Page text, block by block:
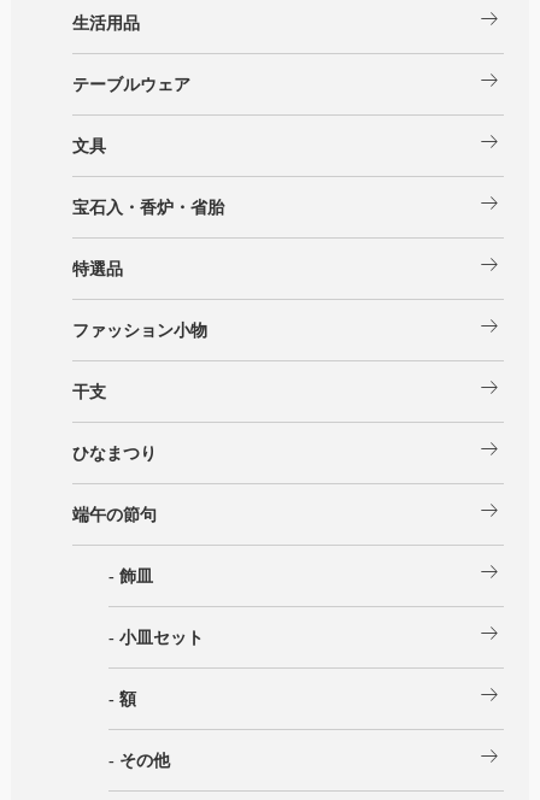
生活用品 arrow_right_alt
テーブルウェア arrow_right_alt
文具 arrow_right_alt
宝石入・香炉・省胎 arrow_right_alt
特選品 arrow_right_alt
ファッション小物 arrow_right_alt
干支 arrow_right_alt
ひなまつり arrow_right_alt
端午の節句 arrow_right_alt
- 飾皿 arrow_right_alt
- 小皿セット arrow_right_alt
- 額 arrow_right_alt
- その他 arrow_right_alt